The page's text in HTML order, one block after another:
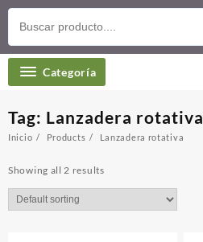
Categoría
Tag: Lanzadera rotativa
Inicio Products Lanzadera rotativa
Showing all 2 results